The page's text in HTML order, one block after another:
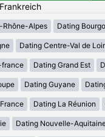
Rhône-Alpes Dating
Dating Centre-Val de
Dating Grand Est
Dating Guyane
Dating La Réunion
Dating Nouvelle-